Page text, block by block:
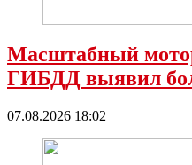
Масштабный
ГИБДД выявил
07.08.2026 18:02